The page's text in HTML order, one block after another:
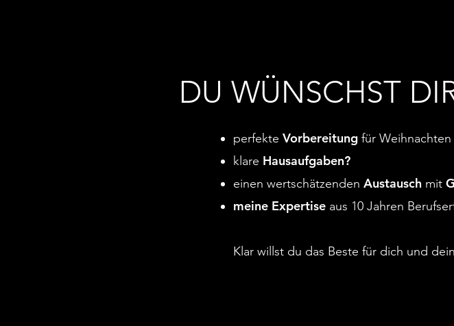
DU WÜNSCHST
perfekte Vorbereitung für
klare Hausaufgaben?
einen wertschätzenden Austausch mit
meine Expertise aus 10 Jahren
Klar willst du das Beste für dich und